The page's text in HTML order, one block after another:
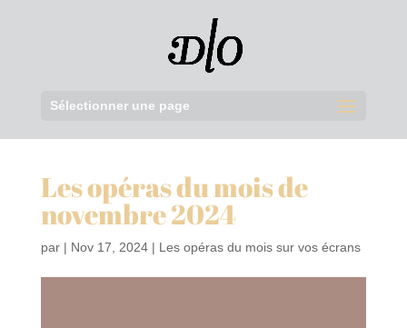
Sélectionner une page
Les opéras du mois de
novembre 2024
par | Nov 17, 2024| Les opéras du mois sur vos écrans